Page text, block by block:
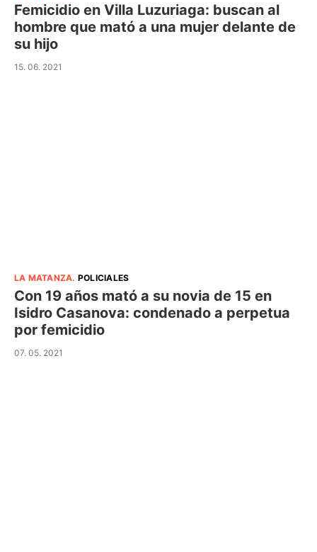
Femicidio en Villa Luzuriaga: buscan al
hombre que mató a una mujer delante de
su hijo
15. 06. 2021
LA MATANZA. POLICIALES
Con 19 años mató a su novia de 15 en
Isidro Casanova: condenado a perpetua
por femicidio
07. 05. 2021